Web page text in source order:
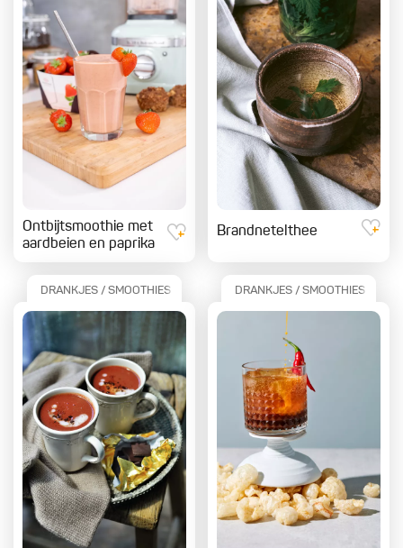
Ontbijtsmoothie met
aardbeien en paprika
Brandnetelthee
DRANKJES / SMOOTHIES DRANKJES / SMOOTHIES